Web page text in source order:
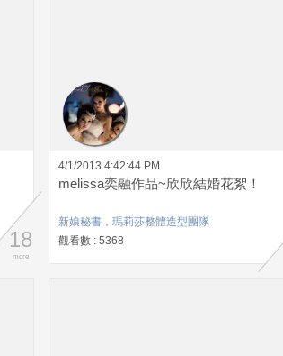
18
more
4/1/2013 4:42:44 PM
melissa奕融作品~欣欣結婚花絮！
新娘秘書，瑪莉莎整體造型團隊
觀看數 : 5368